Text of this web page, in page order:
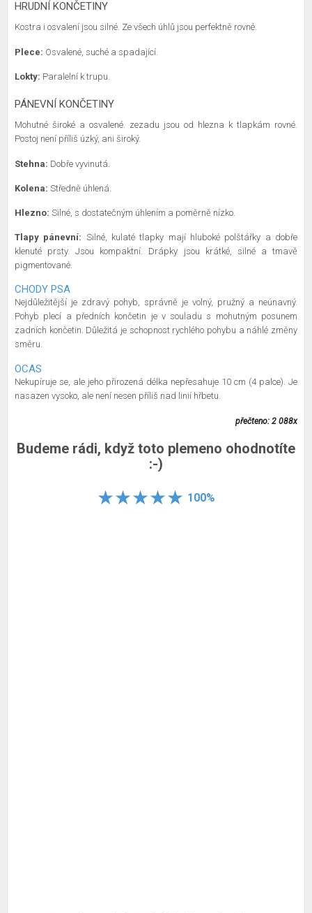
HRUDNÍ KONČETINY
Kostra i osvalení jsou silné. Ze všech úhlů jsou perfektně rovné.
Plece: Osvalené, suché a spadající.
Lokty: Paralelní k trupu.
PÁNEVNÍ KONČETINY
Mohutné široké a osvalené. zezadu jsou od hlezna k tlapkám rovné.
Postoj není příliš úzký, ani široký.
Stehna: Dobře vyvinutá.
Kolena: Středně úhlená.
Hlezno: Silné, s dostatečným úhlením a poměrně nízko.
Tlapy pánevní: Silné, kulaté tlapky mají hluboké polštářky a dobře
klenuté prsty. Jsou kompaktní. Drápky jsou krátké, silné a tmavě
pigmentované.
CHODY PSA
Nejdůležitější je zdravý pohyb, správně je volný, pružný a neúnavný.
Pohyb plecí a předních končetin je v souladu s mohutným posunem
zadních končetin. Důležitá je schopnost rychlého pohybu a náhlé změny
směru.
OCAS
Nekupíruje se, ale jeho přirozená délka nepřesahuje 10 cm (4 palce). Je
nasazen vysoko, ale není nesen příliš nad linií hřbetu.
přečteno: 2 088x
Budeme rádi, když toto plemeno ohodnotíte
:-)
100%